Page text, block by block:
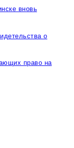
вновь
о
право на